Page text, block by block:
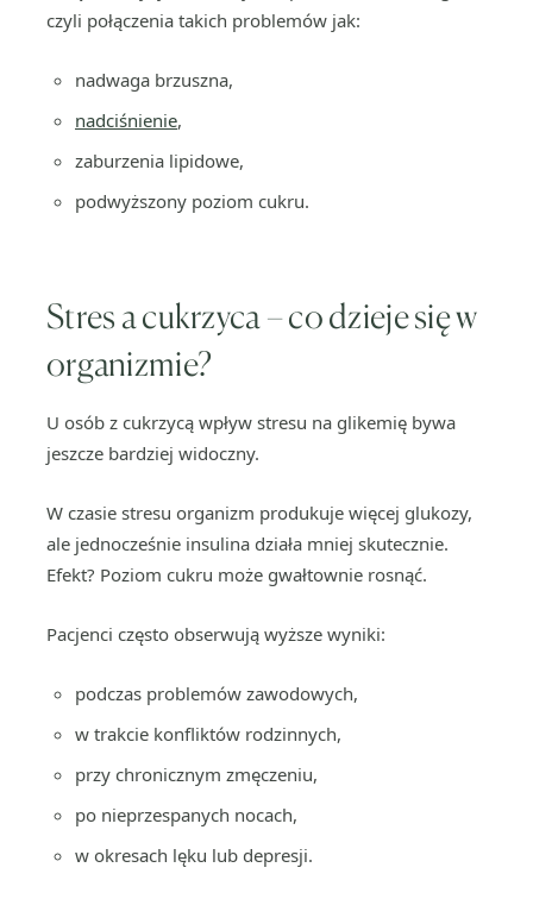
czyli połączenia takich problemów jak:
nadwaga brzuszna,
nadciśnienie,
zaburzenia lipidowe,
podwyższony poziom cukru.
Stres a cukrzyca – co dzieje się w
organizmie?
U osób z cukrzycą wpływ stresu na glikemię bywa
jeszcze bardziej widoczny.
W czasie stresu organizm produkuje więcej glukozy,
ale jednocześnie insulina działa mniej skutecznie.
Efekt? Poziom cukru może gwałtownie rosnąć.
Pacjenci często obserwują wyższe wyniki:
podczas problemów zawodowych,
w trakcie konfliktów rodzinnych,
przy chronicznym zmęczeniu,
po nieprzespanych nocach,
w okresach lęku lub depresji.